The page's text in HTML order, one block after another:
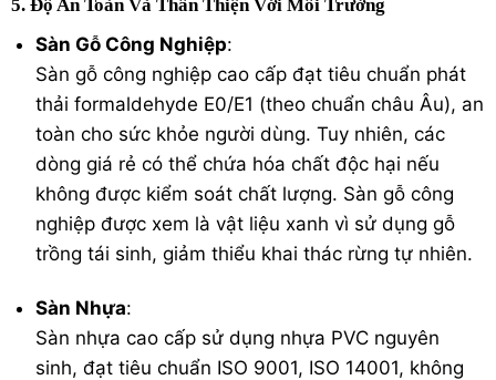
5. Độ An Toàn Và Thân Thiện Với Môi Trường
Sàn Gỗ Công Nghiệp:
Sàn gỗ công nghiệp cao cấp đạt tiêu chuẩn phát
thải formaldehyde E0/E1 (theo chuẩn châu Âu), an
toàn cho sức khỏe người dùng. Tuy nhiên, các
dòng giá rẻ có thể chứa hóa chất độc hại nếu
không được kiểm soát chất lượng. Sàn gỗ công
nghiệp được xem là vật liệu xanh vì sử dụng gỗ
trồng tái sinh, giảm thiểu khai thác rừng tự nhiên.
Sàn Nhựa:
Sàn nhựa cao cấp sử dụng nhựa PVC nguyên
sinh, đạt tiêu chuẩn ISO 9001, ISO 14001, không